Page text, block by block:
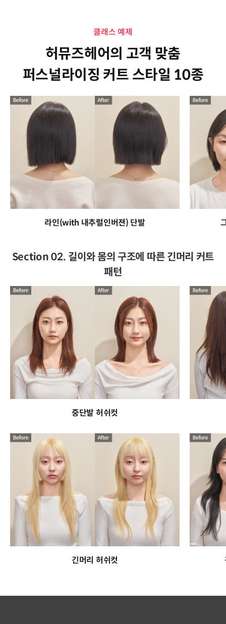
클래스 예제
허뮤즈헤어의 고객 맞춤
퍼스널라이징 커트 스타일 10종
라인(with 내추럴인버젼) 단발
Section 02. 길이와 몸의 구조에 따른 긴머리 커트
패턴
중단발 허쉬컷
긴머리 허쉬컷